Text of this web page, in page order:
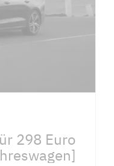
298 Euro